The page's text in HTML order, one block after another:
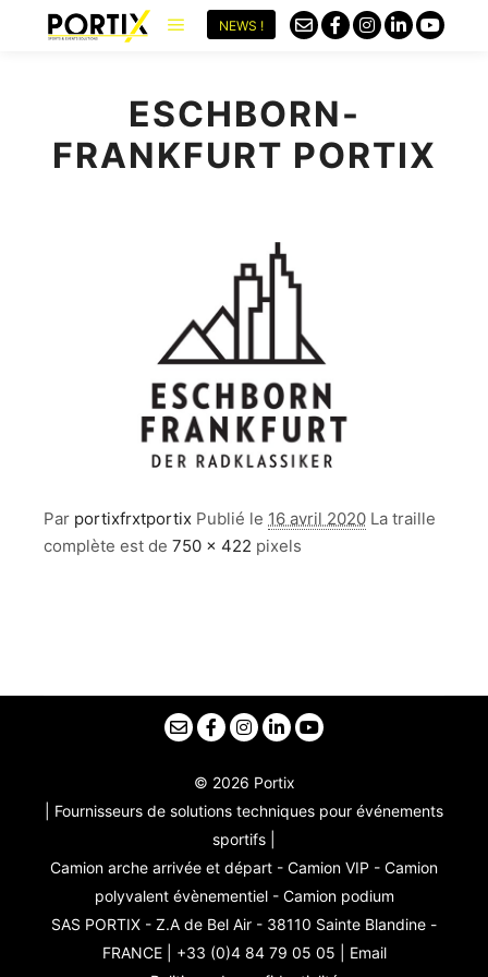
NEWS !
ESCHBORN-
FRANKFURT PORTIX
Par portixfrxtportix Publié le 16 avril 2020 La traille
complète est de 750 × 422 pixels
© 2026 Portix
| Fournisseurs de solutions techniques pour événements
sportifs |
Camion arche arrivée et départ - Camion VIP - Camion
polyvalent évènementiel - Camion podium
SAS PORTIX - Z.A de Bel Air - 38110 Sainte Blandine -
FRANCE | +33 (0)4 84 79 05 05 | Email